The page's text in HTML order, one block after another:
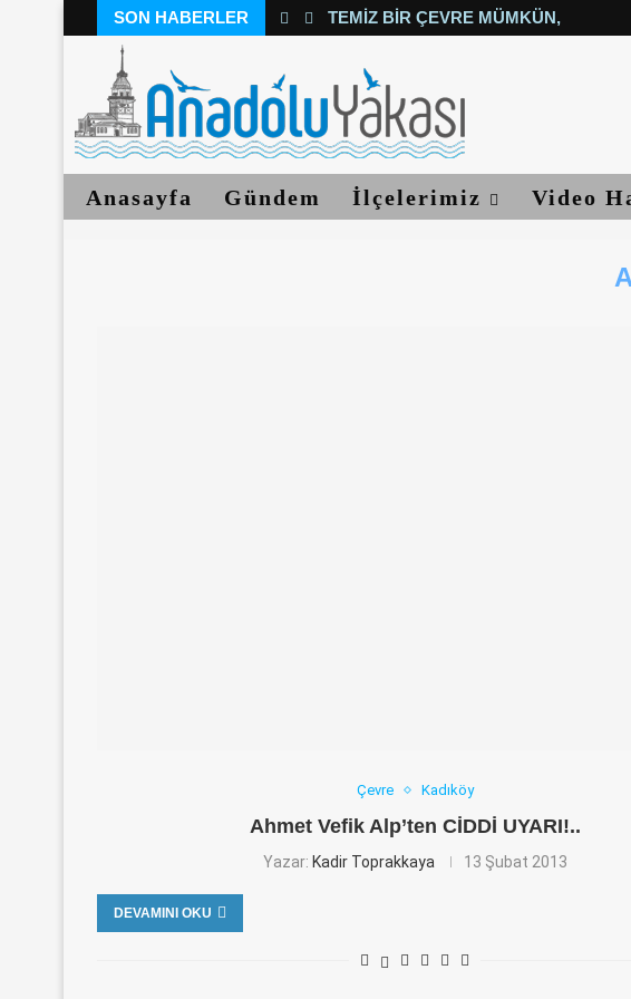
SON HABERLER TEMIZ BIR ÇEVRE MÜMKÜN, YETER...
Anasayfa Gündem İlçelerimiz Video
Çevre Kadıköy
Ahmet Vefik Alp’ten CİDDİ UYARI!..
Yazar: Kadir Toprakkaya 13 Şubat 2013
DEVAMINI OKU